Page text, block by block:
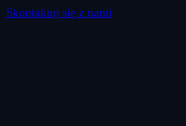
Skontaktuj się z nami